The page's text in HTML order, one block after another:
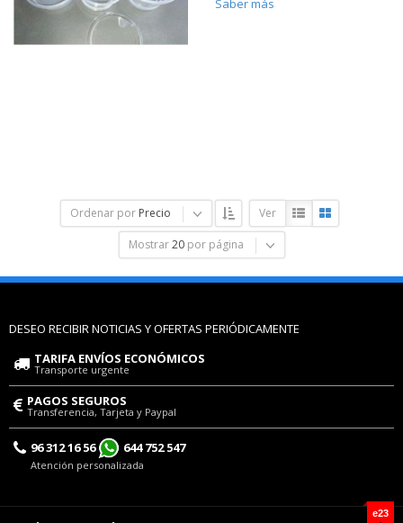
Saber más
Ordenar por Precio Ver
Mostrar 20 por página
DESEO RECIBIR NOTICIAS Y OFERTAS PERIÓDICAMENTE
TARIFA ENVÍOS ECONÓMICOS
Transporte urgente
PAGOS SEGUROS
Transferencia, Tarjeta y Paypal
96 312 16 56 644 752 547
Atención personalizada
e23